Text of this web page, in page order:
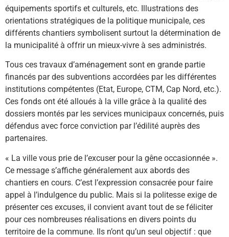
équipements sportifs et culturels, etc. Illustrations des
orientations stratégiques de la politique municipale, ces
différents chantiers symbolisent surtout la détermination de
la municipalité à offrir un mieux-vivre à ses administrés.
Tous ces travaux d’aménagement sont en grande partie
financés par des subventions accordées par les différentes
institutions compétentes (Etat, Europe, CTM, Cap Nord, etc.).
Ces fonds ont été alloués à la ville grâce à la qualité des
dossiers montés par les services municipaux concernés, puis
défendus avec force conviction par l’édilité auprès des
partenaires.
« La ville vous prie de l’excuser pour la gêne occasionnée ».
Ce message s’affiche généralement aux abords des
chantiers en cours. C’est l’expression consacrée pour faire
appel à l’indulgence du public. Mais si la politesse exige de
présenter ces excuses, il convient avant tout de se féliciter
pour ces nombreuses réalisations en divers points du
territoire de la commune. Ils n’ont qu’un seul objectif : que